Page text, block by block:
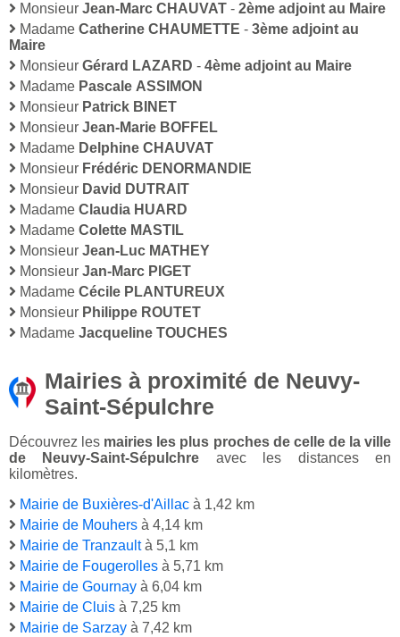
Monsieur Jean-Marc CHAUVAT - 2ème adjoint au Maire
Madame Catherine CHAUMETTE - 3ème adjoint au
Maire
Monsieur Gérard LAZARD - 4ème adjoint au Maire
Madame Pascale ASSIMON
Monsieur Patrick BINET
Monsieur Jean-Marie BOFFEL
Madame Delphine CHAUVAT
Monsieur Frédéric DENORMANDIE
Monsieur David DUTRAIT
Madame Claudia HUARD
Madame Colette MASTIL
Monsieur Jean-Luc MATHEY
Monsieur Jan-Marc PIGET
Madame Cécile PLANTUREUX
Monsieur Philippe ROUTET
Madame Jacqueline TOUCHES
Mairies à proximité de Neuvy-
Saint-Sépulchre
Découvrez les mairies les plus proches de celle de la ville
de Neuvy-Saint-Sépulchre avec les distances en
kilomètres.
Mairie de Buxières-d'Aillac à 1,42 km
Mairie de Mouhers à 4,14 km
Mairie de Tranzaultà 5,1 km
Mairie de Fougerolles à 5,71 km
Mairie de Gournay à 6,04 km
Mairie de Cluis à 7,25 km
Mairie de Sarzay à 7,42 km